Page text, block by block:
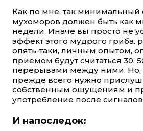
Как по мне, так минимальный
мухоморов должен быть как
недели. Иначе вы просто не
эффект этого мудрого гриба.
опять-таки, личным опытом,
приемом будут считаться 30,
перерывами между ними. Но,
прежде всего нужно
собственным ощущениям и
употребление после
И напоследок: